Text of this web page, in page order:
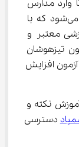
مدارس
استعدادهای درخشان شوند. پس توصیه می‌شود که با
معتبر و
تیزهوشان
افزایش
ویدیوی آموزش نکته و
دسترسی